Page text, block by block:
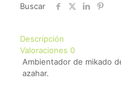
Buscar
Descripción
Valoraciones 0
Ambientador de mikado
azahar.